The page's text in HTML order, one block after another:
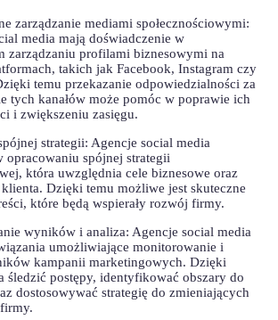
zarządzanie mediami społecznościowymi:
media mają doświadczenie w
zarządzaniu​ profilami biznesowymi‍ na
takich jak Facebook, Instagram czy
‍temu przekazanie odpowiedzialności za
tych kanałów może pomóc ⁣w poprawie ich
⁤i⁢ zwiększeniu zasięgu.
strategii: Agencje social media
opracowaniu spójnej strategii
która uwzględnia cele biznesowe oraz
Dzięki temu możliwe jest skuteczne⁣
które będą wspierały rozwój firmy.
⁤wyników i analiza: Agencje social media
umożliwiające monitorowanie i
‌kampanii ⁤marketingowych. Dzięki
śledzić postępy, identyfikować obszary do
dostosowywać strategię do zmieniających